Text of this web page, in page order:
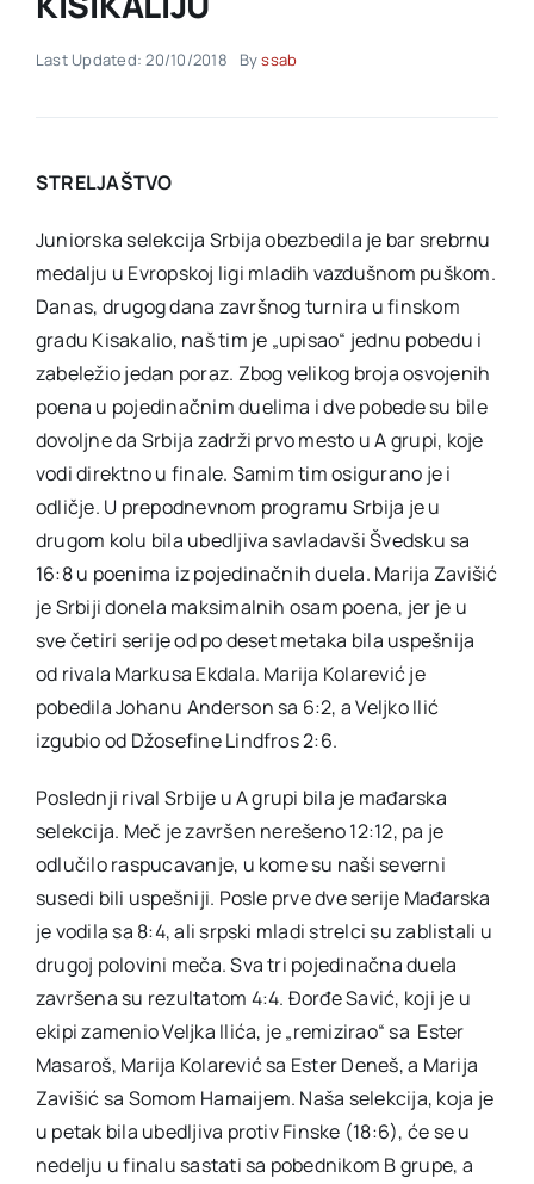
Akti SSAB
Last Updated: 20/10/2018 Byssab
STRELJAŠTVO
Juniorska selekcija Srbija obezbedila je bar srebrnu
medalju u Evropskoj ligi mladih vazdušnom puškom.
Danas, drugog dana završnog turnira u finskom
gradu Kisakalio, naš tim je „upisao“ jednu pobedu i
zabeležio jedan poraz. Zbog velikog broja osvojenih
poena u pojedinačnim duelima i dve pobede su bile
dovoljne da Srbija zadrži prvo mesto u A grupi, koje
vodi direktno u finale. Samim tim osigurano je i
odličje. U prepodnevnom programu Srbija je u
drugom kolu bila ubedljiva savladavši Švedsku sa
16:8 u poenima iz pojedinačnih duela. Marija Zavišić
je Srbiji donela maksimalnih osam poena, jer je u
sve četiri serije od po deset metaka bila uspešnija
od rivala Markusa Ekdala. Marija Kolarević je
pobedila Johanu Anderson sa 6:2, a Veljko Ilić
izgubio od Džosefine Lindfros 2:6.
Poslednji rival Srbije u A grupi bila je mađarska
selekcija. Meč je završen nerešeno 12:12, pa je
odlučilo raspucavanje, u kome su naši severni
susedi bili uspešniji. Posle prve dve serije Mađarska
je vodila sa 8:4, ali srpski mladi strelci su zablistali u
drugoj polovini meča. Sva tri pojedinačna duela
završena su rezultatom 4:4. Đorđe Savić, koji je u
ekipi zamenio Veljka Ilića, je „remizirao“ sa Ester
Masaroš, Marija Kolarević sa Ester Deneš, a Marija
Zavišić sa Somom Hamaijem. Naša selekcija, koja je
u petak bila ubedljiva protiv Finske (18:6), će se u
nedelju u finalu sastati sa pobednikom B grupe, a